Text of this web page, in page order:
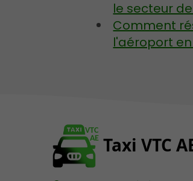
le secteur
Comment
l'aéroport
VTC
AE Taxi VTC